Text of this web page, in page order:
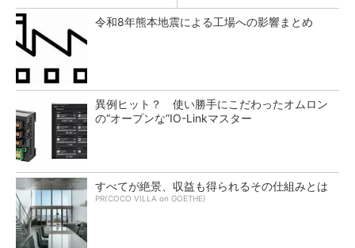
令和8年熊本地震による工場への影響まとめ
異例ヒット？ 使い勝手にこだわったオムロン
の“オープンな”IO-Linkマスター
すべてが絶景、収益も得られるその仕組みとは
PR(COCO VILLA on GOETHE)